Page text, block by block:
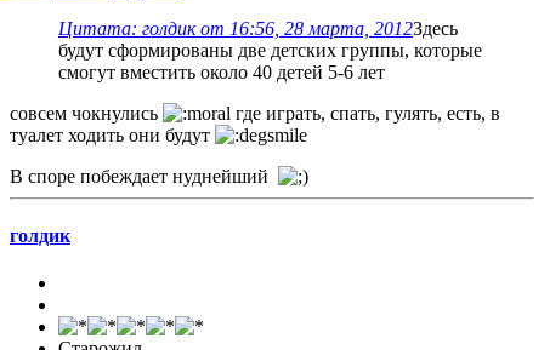
Цитата: голдик от 16:56, 28 марта, 2012Здесь
будут сформированы две детских группы, которые
смогут вместить около 40 детей 5-6 лет
совсем чокнулись
где играть, спать, гулять, есть, в
туалет ходить они будут
В споре побеждает нуднейший
голдик